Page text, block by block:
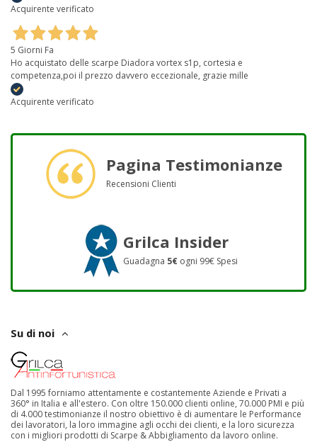
Acquirente verificato
5 Giorni Fa
Ho acquistato delle scarpe Diadora vortex s1p, cortesia e
competenza,poi il prezzo davvero eccezionale, grazie mille
Acquirente verificato
Pagina Testimonianze
Recensioni Clienti
Grilca Insider
Guadagna 5€ ogni 99€ Spesi
Su di noi
Dal 1995 forniamo attentamente e costantemente Aziende e Privati a
360° in Italia e all'estero. Con oltre 150.000 clienti online, 70.000 PMI e più
di 4.000 testimonianze il nostro obiettivo è di aumentare le Performance
dei lavoratori, la loro immagine agli occhi dei clienti, e la loro sicurezza
con i migliori prodotti di Scarpe & Abbigliamento da lavoro online.